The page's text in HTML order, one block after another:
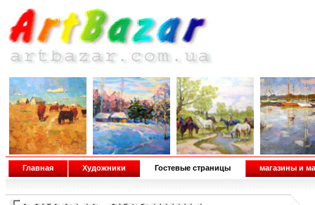
Главная Художники Гостевые страницы магазины и